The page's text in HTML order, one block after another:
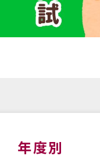
年度別